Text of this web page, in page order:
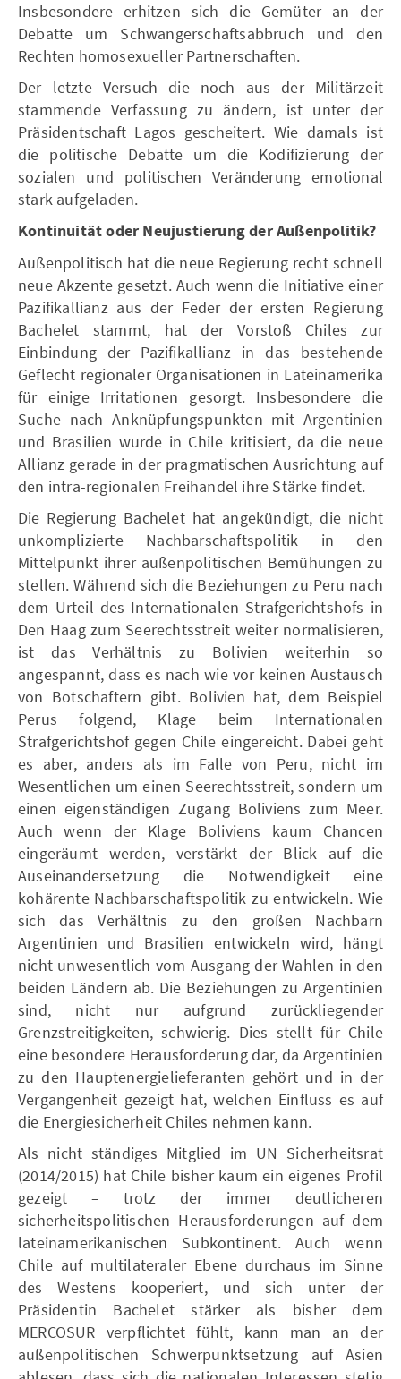
Insbesondere erhitzen sich die Gemüter an der
Debatte um Schwangerschaftsabbruch und den
Rechten homosexueller Partnerschaften.
Der letzte Versuch die noch aus der Militärzeit
stammende Verfassung zu ändern, ist unter der
Präsidentschaft Lagos gescheitert. Wie damals ist
die politische Debatte um die Kodifizierung der
sozialen und politischen Veränderung emotional
stark aufgeladen.
Kontinuität oder Neujustierung der Außenpolitik?
Außenpolitisch hat die neue Regierung recht schnell
neue Akzente gesetzt. Auch wenn die Initiative einer
Pazifikallianz aus der Feder der ersten Regierung
Bachelet stammt, hat der Vorstoß Chiles zur
Einbindung der Pazifikallianz in das bestehende
Geflecht regionaler Organisationen in Lateinamerika
für einige Irritationen gesorgt. Insbesondere die
Suche nach Anknüpfungspunkten mit Argentinien
und Brasilien wurde in Chile kritisiert, da die neue
Allianz gerade in der pragmatischen Ausrichtung auf
den intra-regionalen Freihandel ihre Stärke findet.
Die Regierung Bachelet hat angekündigt, die nicht
unkomplizierte Nachbarschaftspolitik in den
Mittelpunkt ihrer außenpolitischen Bemühungen zu
stellen. Während sich die Beziehungen zu Peru nach
dem Urteil des Internationalen Strafgerichtshofs in
Den Haag zum Seerechtsstreit weiter normalisieren,
ist das Verhältnis zu Bolivien weiterhin so
angespannt, dass es nach wie vor keinen Austausch
von Botschaftern gibt. Bolivien hat, dem Beispiel
Perus folgend, Klage beim Internationalen
Strafgerichtshof gegen Chile eingereicht. Dabei geht
es aber, anders als im Falle von Peru, nicht im
Wesentlichen um einen Seerechtsstreit, sondern um
einen eigenständigen Zugang Boliviens zum Meer.
Auch wenn der Klage Boliviens kaum Chancen
eingeräumt werden, verstärkt der Blick auf die
Auseinandersetzung die Notwendigkeit eine
kohärente Nachbarschaftspolitik zu entwickeln. Wie
sich das Verhältnis zu den großen Nachbarn
Argentinien und Brasilien entwickeln wird, hängt
nicht unwesentlich vom Ausgang der Wahlen in den
beiden Ländern ab. Die Beziehungen zu Argentinien
sind, nicht nur aufgrund zurückliegender
Grenzstreitigkeiten, schwierig. Dies stellt für Chile
eine besondere Herausforderung dar, da Argentinien
zu den Hauptenergielieferanten gehört und in der
Vergangenheit gezeigt hat, welchen Einfluss es auf
die Energiesicherheit Chiles nehmen kann.
Als nicht ständiges Mitglied im UN Sicherheitsrat
(2014/2015) hat Chile bisher kaum ein eigenes Profil
gezeigt – trotz der immer deutlicheren
sicherheitspolitischen Herausforderungen auf dem
lateinamerikanischen Subkontinent. Auch wenn
Chile auf multilateraler Ebene durchaus im Sinne
des Westens kooperiert, und sich unter der
Präsidentin Bachelet stärker als bisher dem
MERCOSUR verpflichtet fühlt, kann man an der
außenpolitischen Schwerpunktsetzung auf Asien